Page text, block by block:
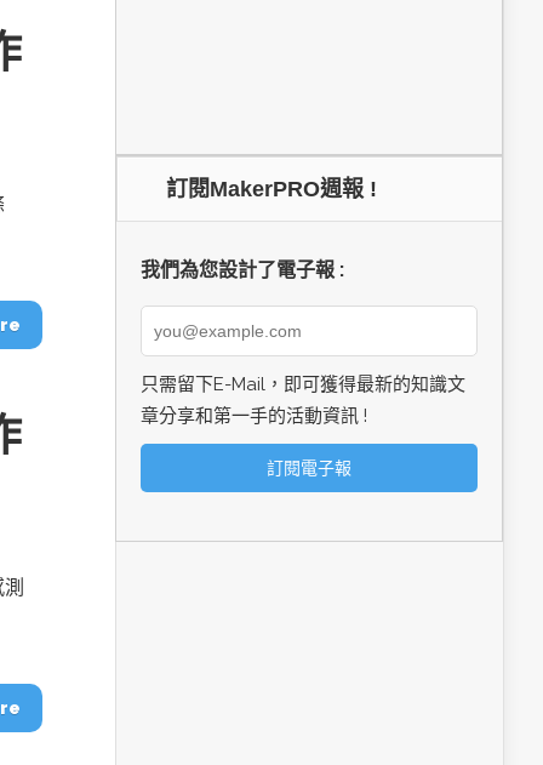
訂閱MakerPRO週報 !
我們為您設計了電子報 :
只需留下E-Mail，即可獲得最新的知識文
章分享和第一手的活動資訊 !